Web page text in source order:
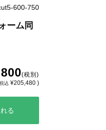
600-750
ーム同
(税別)
込 ¥205,480 )